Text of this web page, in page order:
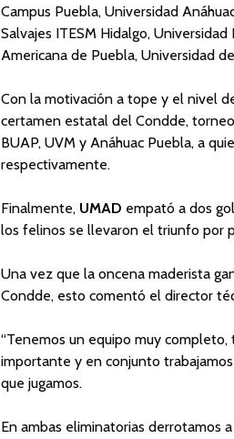
Campus Puebla, Universidad
Salvajes ITESM Hidalgo,
Americana de Puebla, Universidad
Con la motivación a tope y el nivel
certamen estatal del Condde,
BUAP, UVM y Anáhuac Puebla, a
respectivamente.
Finalmente, UMAD empató a dos
los felinos se llevaron el triunfo por
Una vez que la oncena maderista
Condde, esto comentó el director
“Tenemos un equipo muy
importante y en conjunto
que jugamos.
En ambas eliminatorias derrotamos